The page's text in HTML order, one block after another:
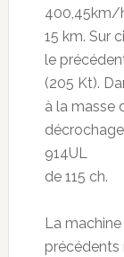
400,45km/
15 km. Sur
le
(205 Kt).
à la masse
914UL
de 115 ch.
La
précédents